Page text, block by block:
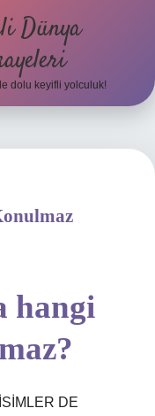
Dünya
dolu keyifli yolculuk!
hangi
DE